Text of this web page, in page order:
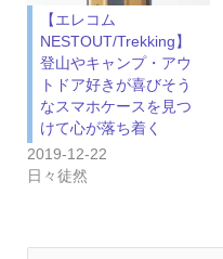
【エレコム
NESTOUT/Trekking】
登山やキャンプ・アウ
トドア好きが喜びそう
なスマホケースを見つ
けて心が落ち着く
2019-12-22
日々徒然